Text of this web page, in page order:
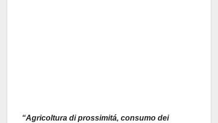
“Agricoltura di prossimitá, consumo dei